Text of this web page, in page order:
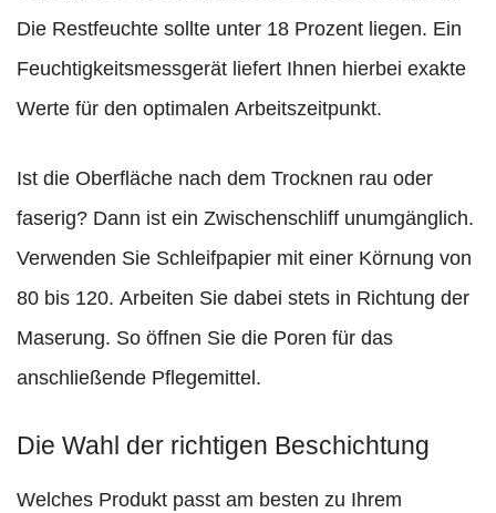
Die Restfeuchte sollte unter 18 Prozent liegen. Ein
Feuchtigkeitsmessgerät liefert Ihnen hierbei exakte
Werte für den optimalen Arbeitszeitpunkt.
Ist die Oberfläche nach dem Trocknen rau oder
faserig? Dann ist ein Zwischenschliff unumgänglich.
Verwenden Sie Schleifpapier mit einer Körnung von
80 bis 120. Arbeiten Sie dabei stets in Richtung der
Maserung. So öffnen Sie die Poren für das
anschließende Pflegemittel.
Die Wahl der richtigen Beschichtung
Welches Produkt passt am besten zu Ihrem